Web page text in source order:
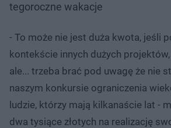
tegoroczne wakacje
- To może nie jest duża kwota, jeśli
kontekście innych dużych
ale... trzeba brać pod uwagę że nie
naszym konkursie ograniczenia
ludzie, którzy mają kilkanaście lat -
dwa tysiące złotych na realizację